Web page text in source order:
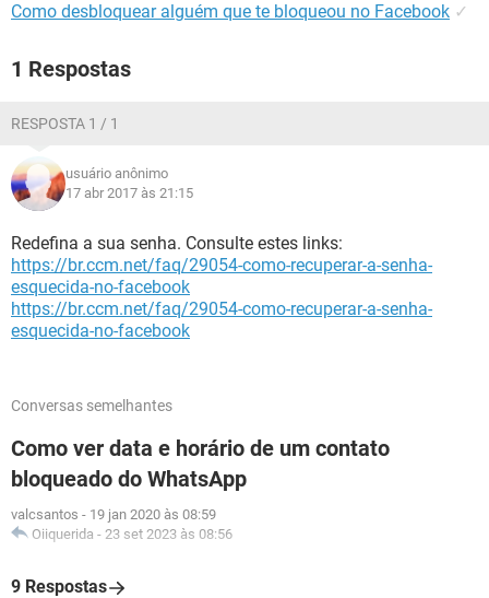
Como desbloquear alguém que te bloqueou no Facebook ✓
1 Respostas
RESPOSTA 1 / 1
usuário anônimo
17 abr 2017 às 21:15
Redefina a sua senha. Consulte estes links:
https://br.ccm.net/faq/29054-como-recuperar-a-senha-
esquecida-no-facebook
https://br.ccm.net/faq/29054-como-recuperar-a-senha-
esquecida-no-facebook
Conversas semelhantes
Como ver data e horário de um contato
bloqueado do WhatsApp
valcsantos - 19 jan 2020 às 08:59
Oiiquerida - 23 set 2023 às 08:56
9 Respostas